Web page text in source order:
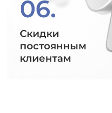
06.
Скидки
постоянным
клиентам